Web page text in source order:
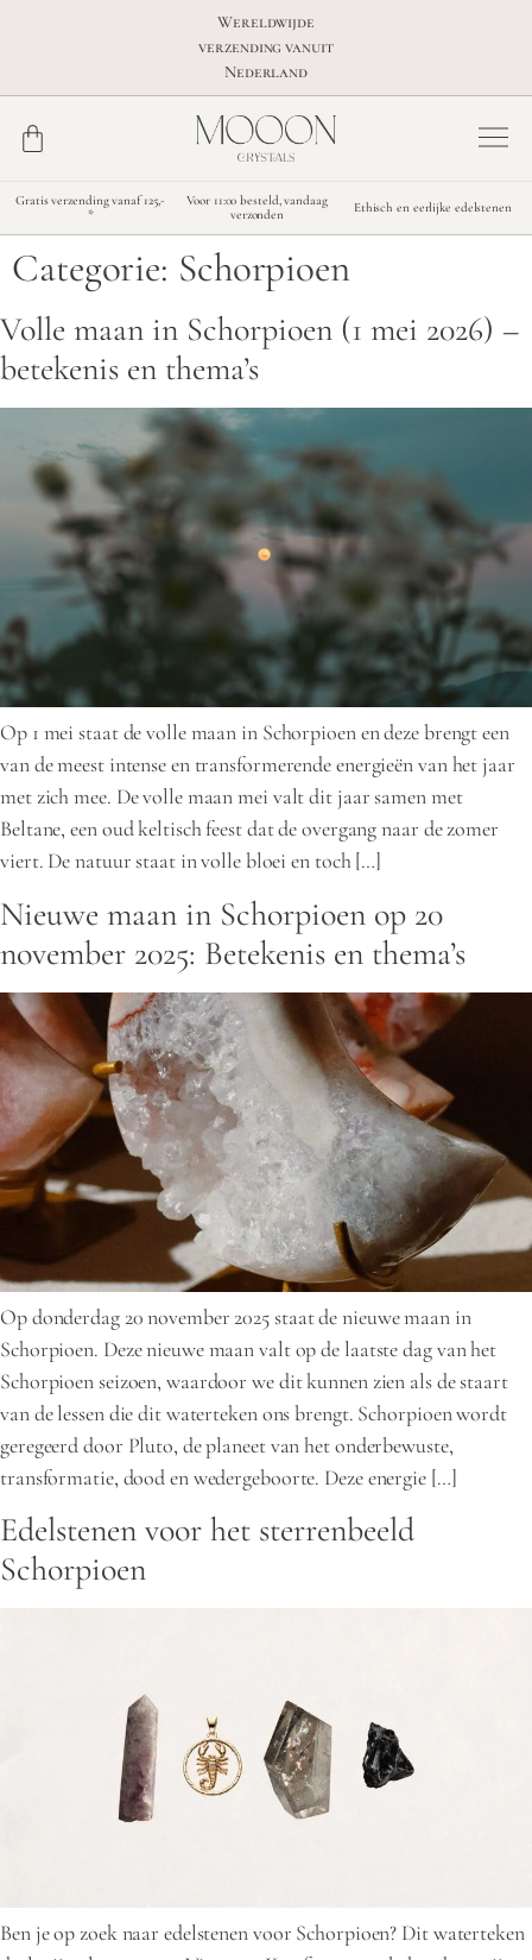
Wereldwijde
verzending vanuit
Nederland
Gratis verzending vanaf 125,-
*
Voor 11:00 besteld, vandaag
verzonden
Ethisch en eerlijke edelstenen
Categorie: Schorpioen
Volle maan in Schorpioen (1 mei 2026) –
betekenis en thema’s
Op 1 mei staat de volle maan in Schorpioen en deze brengt een
van de meest intense en transformerende energieën van het jaar
met zich mee. De volle maan mei valt dit jaar samen met
Beltane, een oud keltisch feest dat de overgang naar de zomer
viert. De natuur staat in volle bloei en toch […]
Nieuwe maan in Schorpioen op 20
november 2025: Betekenis en thema’s
Op donderdag 20 november 2025 staat de nieuwe maan in
Schorpioen. Deze nieuwe maan valt op de laatste dag van het
Schorpioen seizoen, waardoor we dit kunnen zien als de staart
van de lessen die dit waterteken ons brengt. Schorpioen wordt
geregeerd door Pluto, de planeet van het onderbewuste,
transformatie, dood en wedergeboorte. Deze energie […]
Edelstenen voor het sterrenbeeld
Schorpioen
Ben je op zoek naar edelstenen voor Schorpioen? Dit waterteken